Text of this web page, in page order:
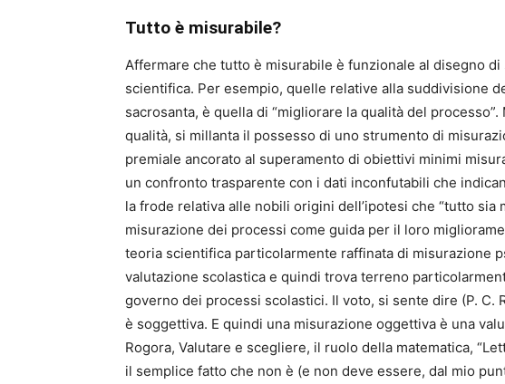
Tutto è misurabile?
Affermare che tutto è misurabile è funzionale al disegno
scientifica. Per esempio, quelle relative alla suddivisione
sacrosanta, è quella di “migliorare la qualità del
qualità, si millanta il possesso di uno strumento di
premiale ancorato al superamento di obiettivi minimi
un confronto trasparente con i dati inconfutabili che
la frode relativa alle nobili origini dell’ipotesi che “tutto
misurazione dei processi come guida per il loro
teoria scientifica particolarmente raffinata di misurazione
valutazione scolastica e quindi trova terreno
governo dei processi scolastici. Il voto, si sente dire (P. C.
è soggettiva. E quindi una misurazione oggettiva è una
Rogora, Valutare e scegliere, il ruolo della matematica,
il semplice fatto che non è (e non deve essere, dal mio